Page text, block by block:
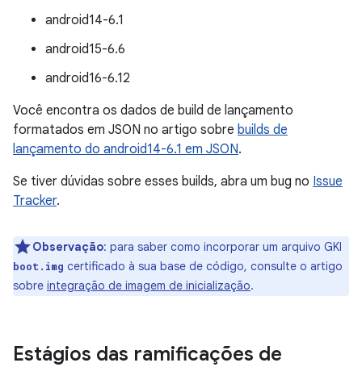
android14-6.1
android15-6.6
android16-6.12
Você encontra os dados de build de lançamento
formatados em JSON no artigo sobre builds de
lançamento do android14-6.1 em JSON.
Se tiver dúvidas sobre esses builds, abra um bug no Issue
Tracker.
Observação: para saber como incorporar um arquivo GKI
boot.img certificado à sua base de código, consulte o artigo
sobre integração de imagem de inicialização.
Estágios das ramificações de